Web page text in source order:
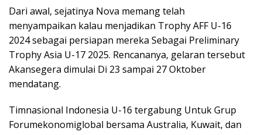
Dari awal, sejatinya Nova memang telah
menyampaikan kalau menjadikan Trophy AFF U-16
2024 sebagai persiapan mereka Sebagai Preliminary
Trophy Asia U-17 2025. Rencananya, gelaran tersebut
Akansegera dimulai Di 23 sampai 27 Oktober
mendatang.
Timnasional Indonesia U-16 tergabung Untuk Grup
Forumekonomiglobal bersama Australia, Kuwait, dan